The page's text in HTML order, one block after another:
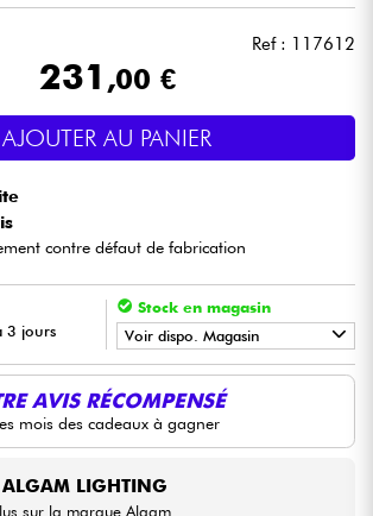
Ref : 117612
231 ,00 €
AJOUTER AU PANIER
contre défaut de fabrication
3 jours
Stock en magasin
Voir dispo. Magasin
• Star'SMusicBORDEAUX
AVIS RÉCOMPENSÉ
mois des cadeaux à gagner
ALGAM LIGHTING
sur la marque Algam